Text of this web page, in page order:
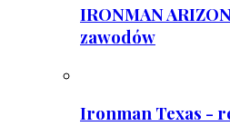
IRONMAN
zawodów
Ironman Texas -